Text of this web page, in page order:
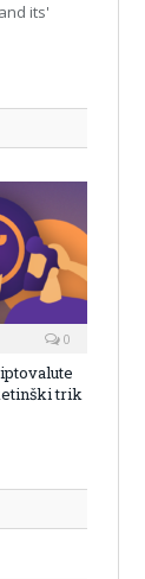
its'
0
trik